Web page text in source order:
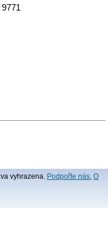
vyhrazena. Podpořte nás O